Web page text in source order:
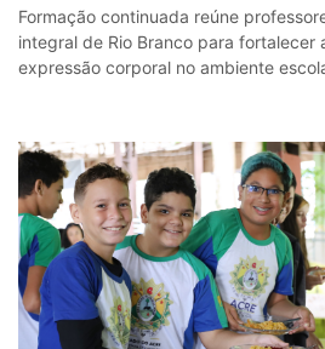
Formação continuada reúne
integral de Rio Branco para fortalecer
expressão corporal no ambiente